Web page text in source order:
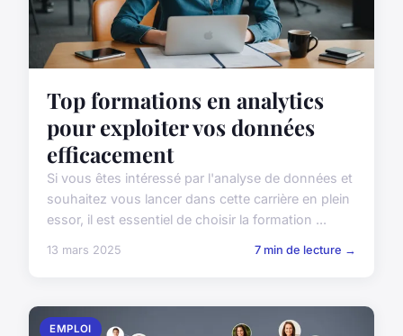
Top formations en analytics
pour exploiter vos données
efficacement
Si vous êtes intéressé par l'analyse de données et
souhaitez vous lancer dans cette carrière en plein
essor, il est essentiel de choisir la formation ...
13 mars 2025 7 min de lecture →
EMPLOI